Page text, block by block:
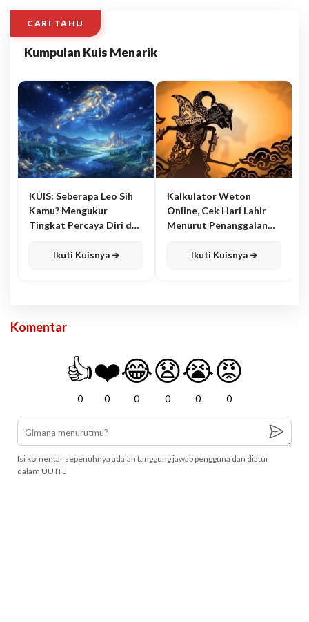
CARI TAHU
Kumpulan Kuis Menarik
KUIS: Seberapa Leo Sih
Kamu? Mengukur
Tingkat Percaya Diri dan
Ikuti Kuisnya ➔
Kalkulator Weton
Online, Cek Hari Lahir
Menurut Penanggalan
Ikuti Kuisnya ➔
Komentar
👍
0
❤️
0
😂
0
😧
0
😭
0
😡
0
Isi komentar sepenuhnya adalah tanggung jawab pengguna dan diatur
dalam UU ITE